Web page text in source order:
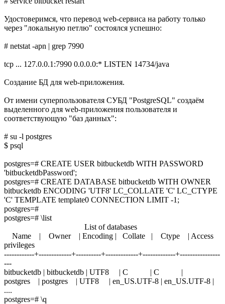
Удостоверимся, что перевод web-сервиса на работу только
через "локальную петлю" состоялся успешно:
# netstat -apn | grep 7990
tcp ... 127.0.0.1:7990 0.0.0.0:* LISTEN 14734/java
Создание БД для web-приложения.
От имени суперпользователя СУБД "PostgreSQL" создаём
выделенного для web-приложения пользователя и
соответствующую "баз данных":
# su -l postgres
$ psql
postgres=# CREATE USER bitbucketdb WITH PASSWORD
'bitbucketdbPassword';
postgres=# CREATE DATABASE bitbucketdb WITH OWNER
bitbucketdb ENCODING 'UTF8' LC_COLLATE 'C' LC_CTYPE
'C' TEMPLATE template0 CONNECTION LIMIT -1;
postgres=#
postgres=# \list
List of databases
Name | Owner | Encoding | Collate | Ctype | Access
privileges
------------+-------------+----------+-------------+-------------+----------------
---
bitbucketdb | bitbucketdb | UTF8 | C | C |
postgres | postgres | UTF8 | en_US.UTF-8 | en_US.UTF-8 |
....
postgres=# \q